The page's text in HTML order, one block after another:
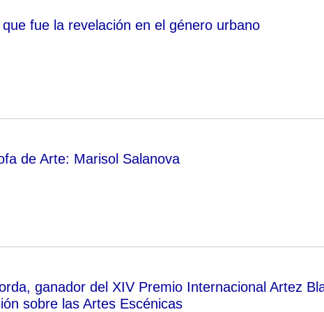
fue la revelación en el género urbano
de Arte: Marisol Salanova
ganador del XIV Premio Internacional Artez
sobre las Artes Escénicas